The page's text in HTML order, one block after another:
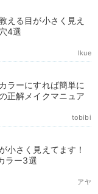
える目が小さく見え
4選
Ikue
ラーにすれば簡単に
正解メイクマニュア
tobibi
小さく見えてます！
ラー3選
アヤ